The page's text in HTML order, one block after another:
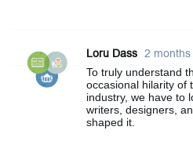
Loru Dass 2
To truly understand
occasional hilarity of
industry, we have to
writers, designers,
shaped it.